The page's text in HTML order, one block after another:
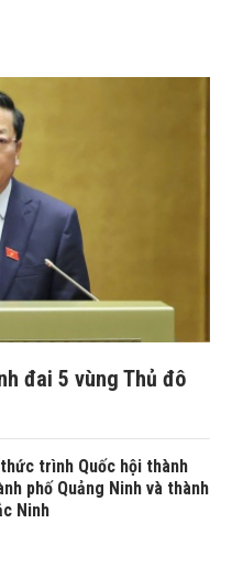
đai 5 vùng Thủ đô
trình Quốc hội thành
phố Quảng Ninh và thành
Ninh